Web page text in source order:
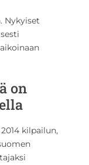
Nykyiset
on
kilpailun,